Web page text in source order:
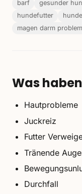
barf gesunder
hundefutter
magen darm
Was haben
Hautprobleme
Juckreiz
Futter
Tränende
Durchfall